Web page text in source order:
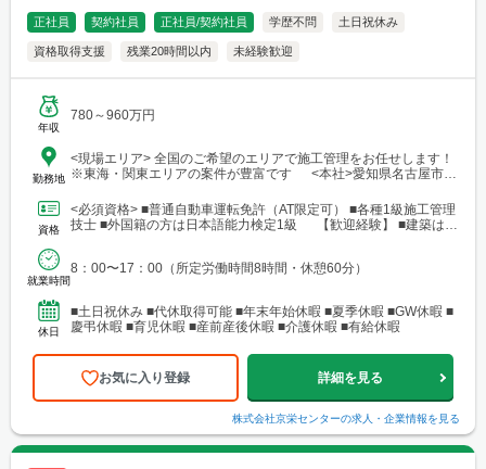
正社員 契約社員 正社員/契約社員 学歴不問 土日祝休み
資格取得支援 残業20時間以内 未経験歓迎
年収
780～960万円
勤務地
<現場エリア> 全国のご希望のエリアで施工管理をお任せします！
※東海・関東エリアの案件が豊富です <本社>愛知県名古屋市中
ありません <最寄駅>名古屋駅より徒歩10分
資格
<必須資格> ■普通自動車運転免許（AT限定可） ■各種1級施工管理
技士 ■外国籍の方は日本語能力検定1級 【歓迎経験】 ■建築はも
就業時間
8：00〜17：00（所定労働時間8時間・休憩60分）
休日
■土日祝休み ■代休取得可能 ■年末年始休暇 ■夏季休暇 ■GW休暇 ■
慶弔休暇 ■育児休暇 ■産前産後休暇 ■介護休暇 ■有給休暇
お気に入り登録 詳細を見る
株式会社京栄センターの求人・企業情報を見る